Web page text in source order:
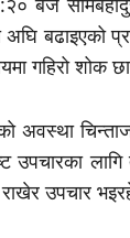
अघि
गहिरो शोक
अवस्था
उपचारका
उपचार